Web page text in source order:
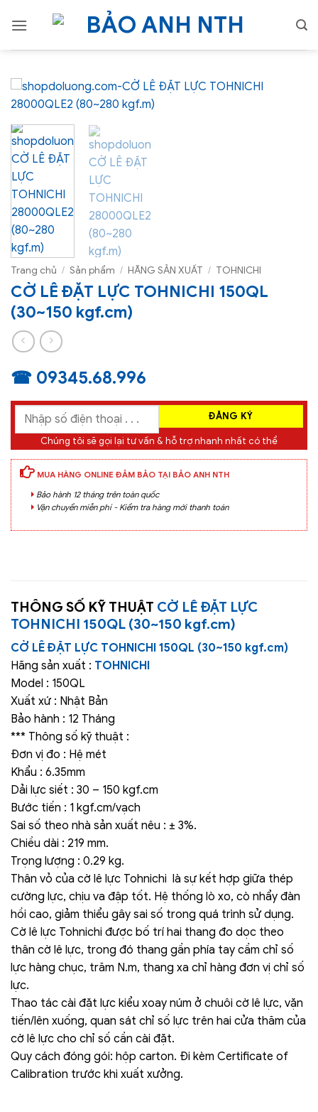
qua
Trang chủ / Sản phẩm / HÃNG SẢN XUẤT / TOHNICHI
CỜ LÊ ĐẶT LỰC TOHNICHI 150QL
(30~150 kgf.cm)
☎ 09345.68.996
Chúng tôi sẽ gọi lại tư vấn & hỗ trợ nhanh nhất có thể
MUA HÀNG ONLINE ĐẢM BẢO TẠI BẢO ANH NTH
Bảo hành 12 tháng trên toàn quốc
Vận chuyển miễn phí - Kiểm tra hàng mới thanh toán
THÔNG SỐ KỸ THUẬT CỜ LÊ ĐẶT LỰC
TOHNICHI 150QL (30~150 kgf.cm)
CỜ LÊ ĐẶT LỰC TOHNICHI 150QL (30~150 kgf.cm)
Hãng sản xuất : TOHNICHI
Model : 150QL
Xuất xứ : Nhật Bản
Bảo hành : 12 Tháng
*** Thông số kỹ thuật :
Đơn vị đo : Hệ mét
Khẩu : 6.35mm
Dải lực siết : 30 – 150 kgf.cm
Bước tiến : 1 kgf.cm/vạch
Sai số theo nhà sản xuất nêu : ± 3%.
Chiều dài : 219 mm.
Trọng lượng : 0.29 kg.
Thân vỏ của cờ lê lực Tohnichi là sự kết hợp giữa thép
cường lực, chịu va đập tốt. Hệ thống lò xo, cò nhẩy đàn
hồi cao, giảm thiểu gây sai số trong quá trình sử dụng.
Cờ lê lực Tohnichi được bố trí hai thang đo dọc theo
thân cờ lê lực, trong đó thang gần phía tay cầm chỉ số
lực hàng chục, trăm N.m, thang xa chỉ hàng đơn vị chỉ số
lực.
Thao tác cài đặt lực kiểu xoay núm ở chuôi cờ lê lực, vặn
tiến/lên xuống, quan sát chỉ số lực trên hai cửa thăm của
cờ lê lực cho chỉ số cần cài đặt.
Quy cách đóng gói: hộp carton. Đi kèm Certificate of
Calibration trước khi xuất xưởng.